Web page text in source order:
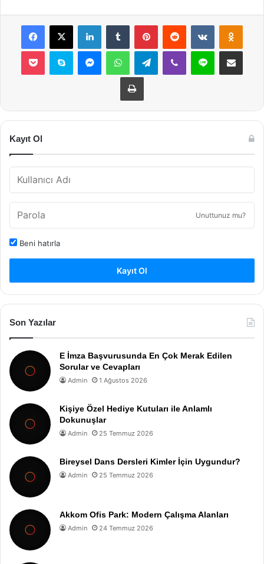
Facebook
X LinkedInTumblr PinterestReddit VKontakte
Pocket Skype MessengerWhatsAppTelegramViber Line E-Posta ile
Yazdır
Kayıt Ol
Unuttunuz mu?
Beni hatırla
Kayıt Ol
Son Yazılar
E İmza Başvurusunda En Çok Merak Edilen
Sorular ve Cevapları
Admin 1 Ağustos 2026
Kişiye Özel Hediye Kutuları ile Anlamlı
Dokunuşlar
Admin 25 Temmuz 2026
Bireysel Dans Dersleri Kimler İçin Uygundur?
Admin 25 Temmuz 2026
Akkom Ofis Park: Modern Çalışma Alanları
Admin 24 Temmuz 2026